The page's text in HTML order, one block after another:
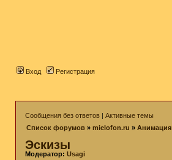
Вход Регистрация
Сообщения без ответов | Активные темы
Список форумов » mielofon.ru » Анимация
Эскизы
Модератор: Usagi